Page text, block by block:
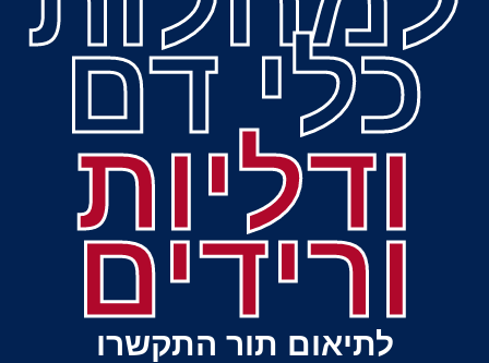
כלי דם
ודליות
ורידים
לתיאום תור התקשרו